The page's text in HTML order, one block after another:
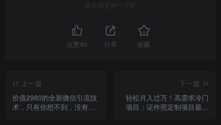
喜欢就支持一下吧
点赞 60 分享 收藏
上一篇
价值2980的全新微信引流技
术，只有你想不到，没有做
下一篇
轻松月入过万！高需求冷门
项目：证件照定制项目最新